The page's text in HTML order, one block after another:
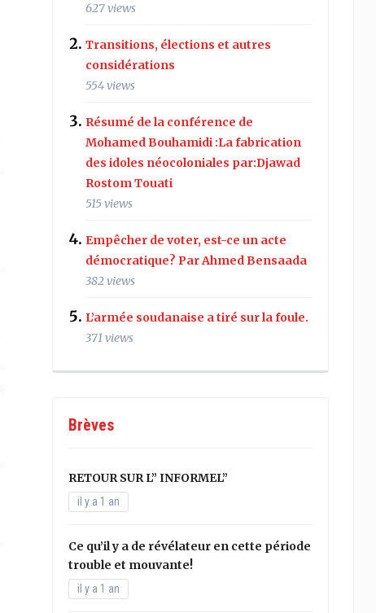
627 views
Transitions, élections et autres
considérations
554 views
Résumé de la conférence de
Mohamed Bouhamidi :La fabrication
des idoles néocoloniales par:Djawad
Rostom Touati
515 views
Empêcher de voter, est-ce un acte
démocratique? Par Ahmed Bensaada
382 views
L’armée soudanaise a tiré sur la foule.
371 views
Brèves
RETOUR SUR L” INFORMEL”
il y a 1 an
Ce qu’il y a de révélateur en cette période
trouble et mouvante!
il y a 1 an